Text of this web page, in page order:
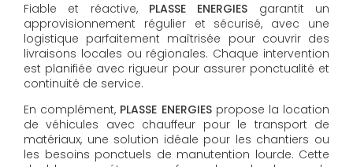
Fiable et réactive, PLASSE ENERGIES garantit un
approvisionnement régulier et sécurisé, avec une
logistique parfaitement maîtrisée pour couvrir des
livraisons locales ou régionales. Chaque intervention
est planifiée avec rigueur pour assurer ponctualité et
continuité de service.
En complément, PLASSE ENERGIESpropose la location
de véhicules avec chauffeur pour le transport de
matériaux, une solution idéale pour les chantiers ou
les besoins ponctuels de manutention lourde. Cette